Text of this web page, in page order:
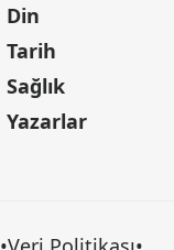
Din
Tarih
Sağlık
Yazarlar